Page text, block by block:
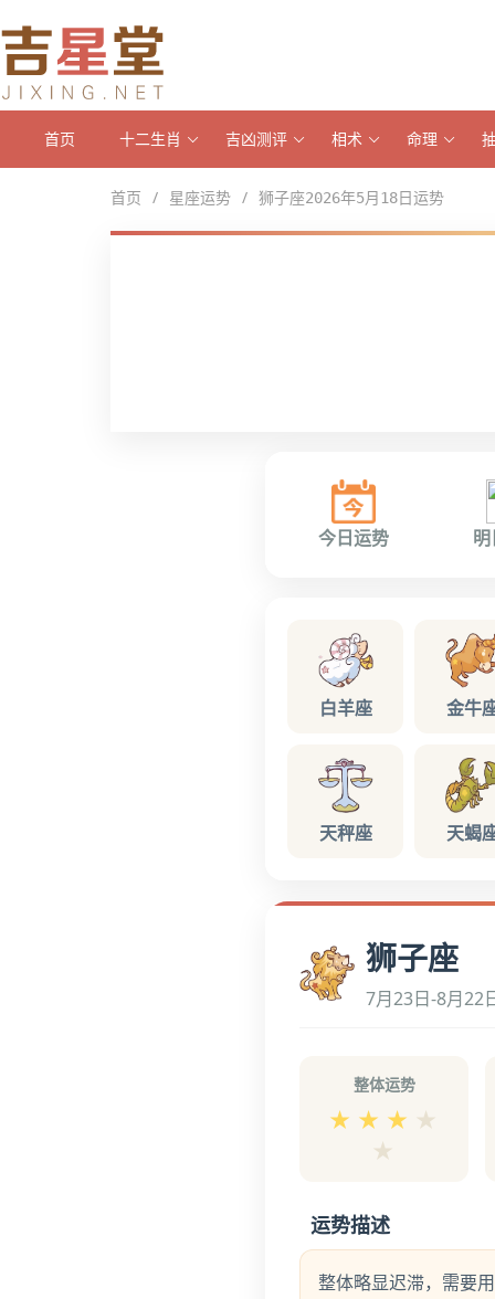
首页 十二生肖 吉凶测评 相术 命理
首页 / 星座运势 / 狮子座2026年5月18日运势
今日运势 明
白羊座 金牛
天秤座 天蝎
狮子座
7月23日-8月22
整体运势
★ ★ ★ ★
★
运势描述
整体略显迟滞，需要